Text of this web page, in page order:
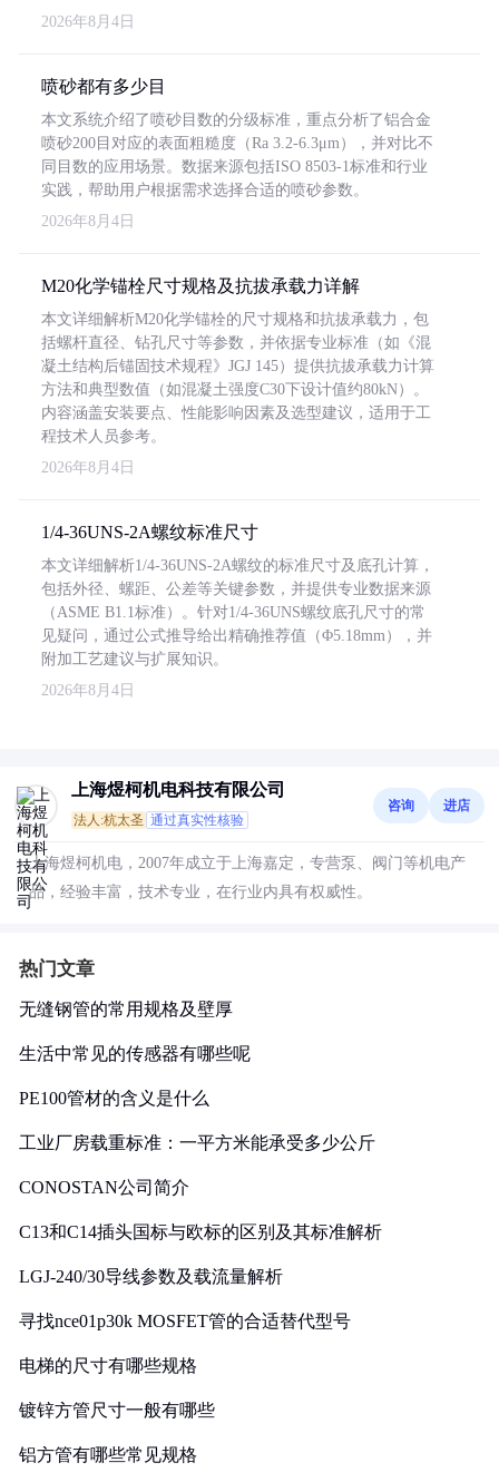
2026年8月4日
喷砂都有多少目
本文系统介绍了喷砂目数的分级标准，重点分析了铝合金
喷砂200目对应的表面粗糙度（Ra 3.2-6.3μm），并对比不
同目数的应用场景。数据来源包括ISO 8503-1标准和行业
实践，帮助用户根据需求选择合适的喷砂参数。
2026年8月4日
M20化学锚栓尺寸规格及抗拔承载力详解
本文详细解析M20化学锚栓的尺寸规格和抗拔承载力，包
括螺杆直径、钻孔尺寸等参数，并依据专业标准（如《混
凝土结构后锚固技术规程》JGJ 145）提供抗拔承载力计算
方法和典型数值（如混凝土强度C30下设计值约80kN）。
内容涵盖安装要点、性能影响因素及选型建议，适用于工
程技术人员参考。
2026年8月4日
1/4-36UNS-2A螺纹标准尺寸
本文详细解析1/4-36UNS-2A螺纹的标准尺寸及底孔计算，
包括外径、螺距、公差等关键参数，并提供专业数据来源
（ASME B1.1标准）。针对1/4-36UNS螺纹底孔尺寸的常
见疑问，通过公式推导给出精确推荐值（Φ5.18mm），并
附加工艺建议与扩展知识。
2026年8月4日
上海煜柯机电科技有限公司
法人:杭太圣 通过真实性核验
咨询 进店
上海煜柯机电，2007年成立于上海嘉定，专营泵、阀门等机电产
品，经验丰富，技术专业，在行业内具有权威性。
热门文章
无缝钢管的常用规格及壁厚
生活中常见的传感器有哪些呢
PE100管材的含义是什么
工业厂房载重标准：一平方米能承受多少公斤
CONOSTAN公司简介
C13和C14插头国标与欧标的区别及其标准解析
LGJ-240/30导线参数及载流量解析
寻找nce01p30k MOSFET管的合适替代型号
电梯的尺寸有哪些规格
镀锌方管尺寸一般有哪些
铝方管有哪些常见规格